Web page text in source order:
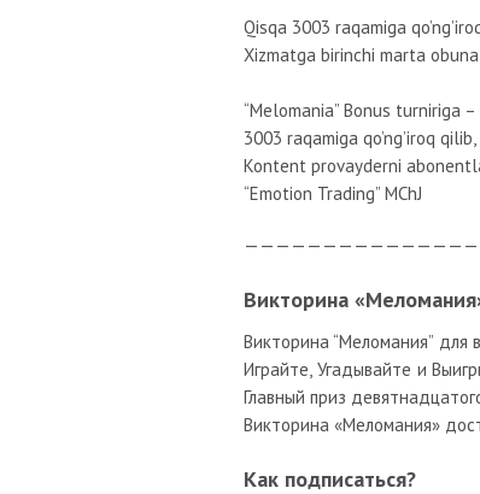
Qisqa 3003 raqamiga
Xizmatga birinchi marta
“Melomania” Bonus turniriga
3003 raqamiga qo’ng’iroq
Kontent provayderni
“Emotion Trading” MChJ
Викторина
Викторина “Меломания”
Играйте, Угадывайте и
Главный приз
Викторина «Меломания»
Как подписаться?